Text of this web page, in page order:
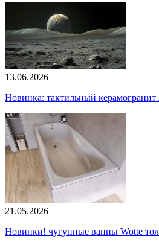
13.06.2026
Новинка: тактильный
21.05.2026
Новинки! чугунные ванны Wotte